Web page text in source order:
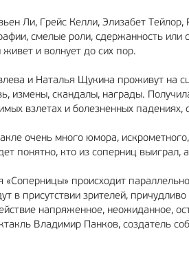
Ли, Грейс Келли, Элизабет
смелые роли, сдержанность или
живет и волнует до сих пор.
и Наталья Щукина проживут на
измены, скандалы, награды.
взлетах и болезненных падениях,
очень много юмора,
понятно, кто из соперниц выиграл,
«Соперницы» происходит
в присутствии зрителей,
напряженное, неожиданное,
Владимир Панков, создатель